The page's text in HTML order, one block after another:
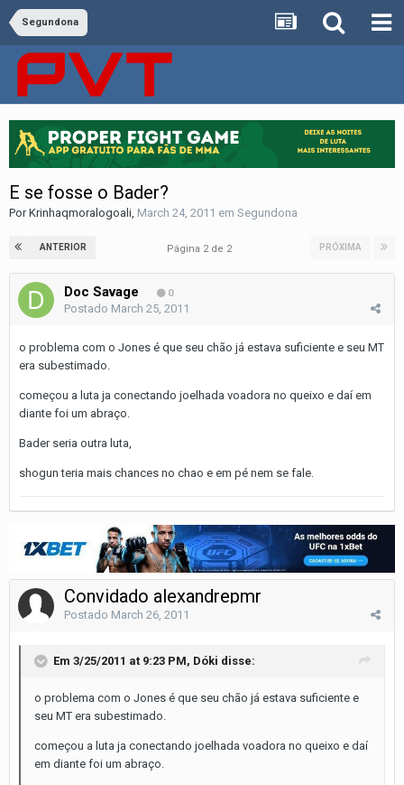
Segundona
E se fosse o Bader?
PorKrinhaqmoralogoali March 24, 2011 em Segundona
ANTERIOR PRÓXIMA
Página 2 de 2
Doc Savage 0
Postado March 25, 2011
o problema com o Jones é que seu chão já estava suficiente e seu MT
era subestimado.
começou a luta ja conectando joelhada voadora no queixo e daí em
diante foi um abraço.
Bader seria outra luta,
shogun teria mais chances no chao e em pé nem se fale.
Convidado alexandrepmr
Postado March 26, 2011
Em 3/25/2011 at 9:23 PM, Dóki disse:
o problema com o Jones é que seu chão já estava suficiente e
seu MT era subestimado.
começou a luta ja conectando joelhada voadora no queixo e daí
em diante foi um abraço.